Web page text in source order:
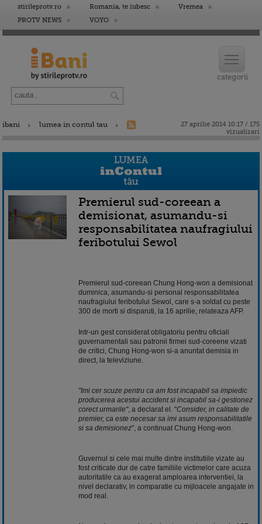
stirileprotv.ro Romania, te iubesc
Vremea
PROTV NEWS
VOYO
ibani lumea in contul tau
27 aprilie 2014 10:17 / 175
vizualizari
Premierul sud-coreean a
demisionat, asumandu-si
responsabilitatea naufragiului
feribotului Sewol
Premierul sud-coreean Chung Hong-won a demisionat
duminica, asumandu-si personal responsabilitatea
naufragiului feribotului Sewol, care s-a soldat cu peste
300 de morti si disparuti, la 16 aprilie, relateaza AFP.
Intr-un gest considerat obligatoriu pentru oficiali
guvernamentali sau patronii firmei sud-coreene vizati
de critici, Chung Hong-won si-a anuntat demisia in
direct, la televiziune.
"Imi cer scuze pentru ca am fost incapabil sa impiedic
producerea acestui accident si incapabil sa-i gestionez
corect urmarile", a declarat el. "Consider, in calitate de
premier, ca este necesar sa imi asum responsabilitatile
si sa demisionez", a continuat Chung Hong-won.
Guvernul si cele mai multe dintre institutiile vizate au
fost criticate dur de catre familiile victimelor care acuza
autoritatile ca au exagerat amploarea interventiei, la
nivel declarativ, in comparatie cu mijloacele angajate in
mod real.